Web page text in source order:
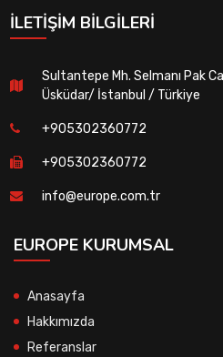
İLETIŞIM BILGILERI
Sultantepe Mh. Selmanı Pak
Üsküdar/ İstanbul / Türkiye
+905302360772
+905302360772
info@europe.com.tr
EUROPE KURUMSAL
Anasayfa
Hakkımızda
Referanslar